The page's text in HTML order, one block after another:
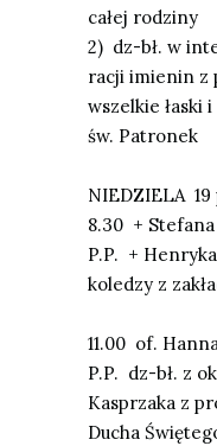
całej rodziny
2) dz-bł. w
racji imienin z
wszelkie łaski
św. Patronek
NIEDZIELA 19
8.30 +
P.P. +
koledzy z
11.00 of.
P.P. dz-bł. z
Kasprzaka z
Ducha